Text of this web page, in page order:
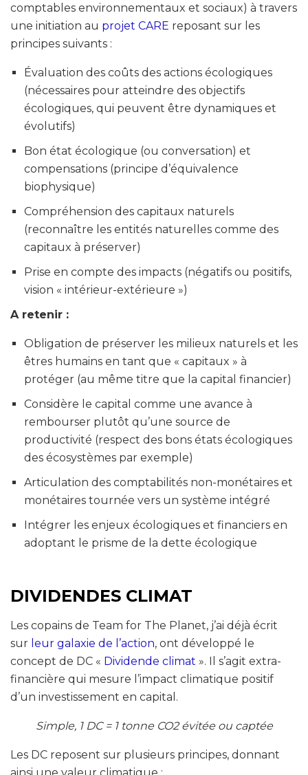
comptables environnementaux et sociaux) à travers
une initiation au projet CARE reposant sur les
principes suivants :
Évaluation des coûts des actions écologiques
(nécessaires pour atteindre des objectifs
écologiques, qui peuvent être dynamiques et
évolutifs)
Bon état écologique (ou conversation) et
compensations (principe d’équivalence
biophysique)
Compréhension des capitaux naturels
(reconnaître les entités naturelles comme des
capitaux à préserver)
Prise en compte des impacts (négatifs ou positifs,
vision « intérieur-extérieure »)
A retenir :
Obligation de préserver les milieux naturels et les
êtres humains en tant que « capitaux » à
protéger (au même titre que la capital financier)
Considère le capital comme une avance à
rembourser plutôt qu’une source de
productivité (respect des bons états écologiques
des écosystèmes par exemple)
Articulation des comptabilités non-monétaires et
monétaires tournée vers un système intégré
Intégrer les enjeux écologiques et financiers en
adoptant le prisme de la dette écologique
DIVIDENDES CLIMAT
Les copains de Team for The Planet, j’ai déjà écrit
sur leur galaxie de l’action, ont développé le
concept de DC « Dividende climat ». Il s’agit extra-
financière qui mesure l’impact climatique positif
d’un investissement en capital.
Simple, 1 DC = 1 tonne CO2 évitée ou captée
Les DC reposent sur plusieurs principes, donnant